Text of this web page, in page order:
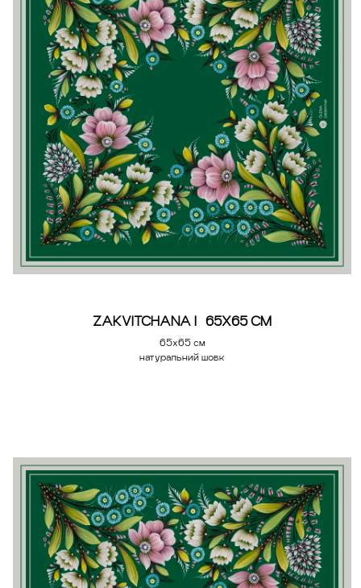
ZAKVITCHANA | 65Х65 СМ
65х65 см
натуральний шовк